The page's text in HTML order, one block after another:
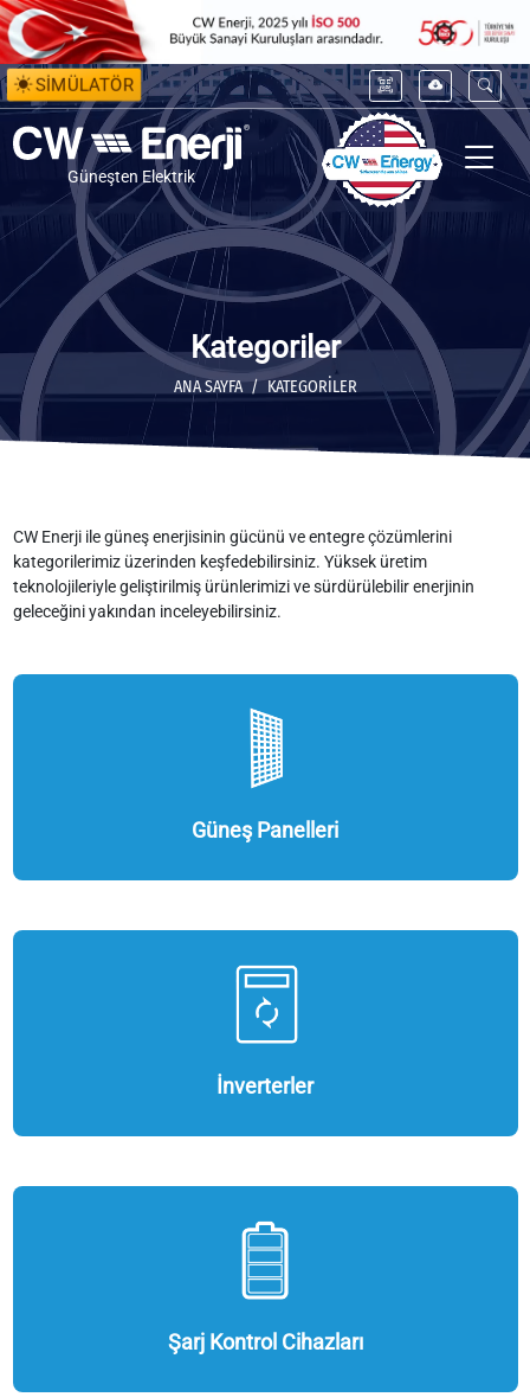
SİMÜLATÖR
Güneşten Elektrik
Kategoriler
ANA SAYFA KATEGORILER
CW Enerji ile güneş enerjisinin gücünü ve entegre çözümlerini
kategorilerimiz üzerinden keşfedebilirsiniz. Yüksek üretim
teknolojileriyle geliştirilmiş ürünlerimizi ve sürdürülebilir enerjinin
geleceğini yakından inceleyebilirsiniz.
Güneş Panelleri
İnverterler
Şarj Kontrol Cihazları